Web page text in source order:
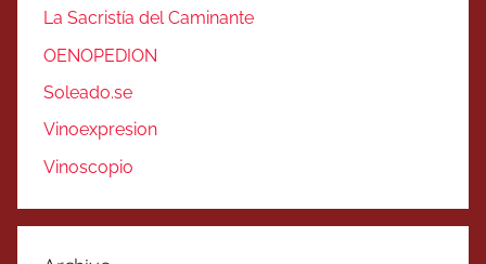
La Sacristía del Caminante
OENOPEDION
Soleado.se
Vinoexpresion
Vinoscopio